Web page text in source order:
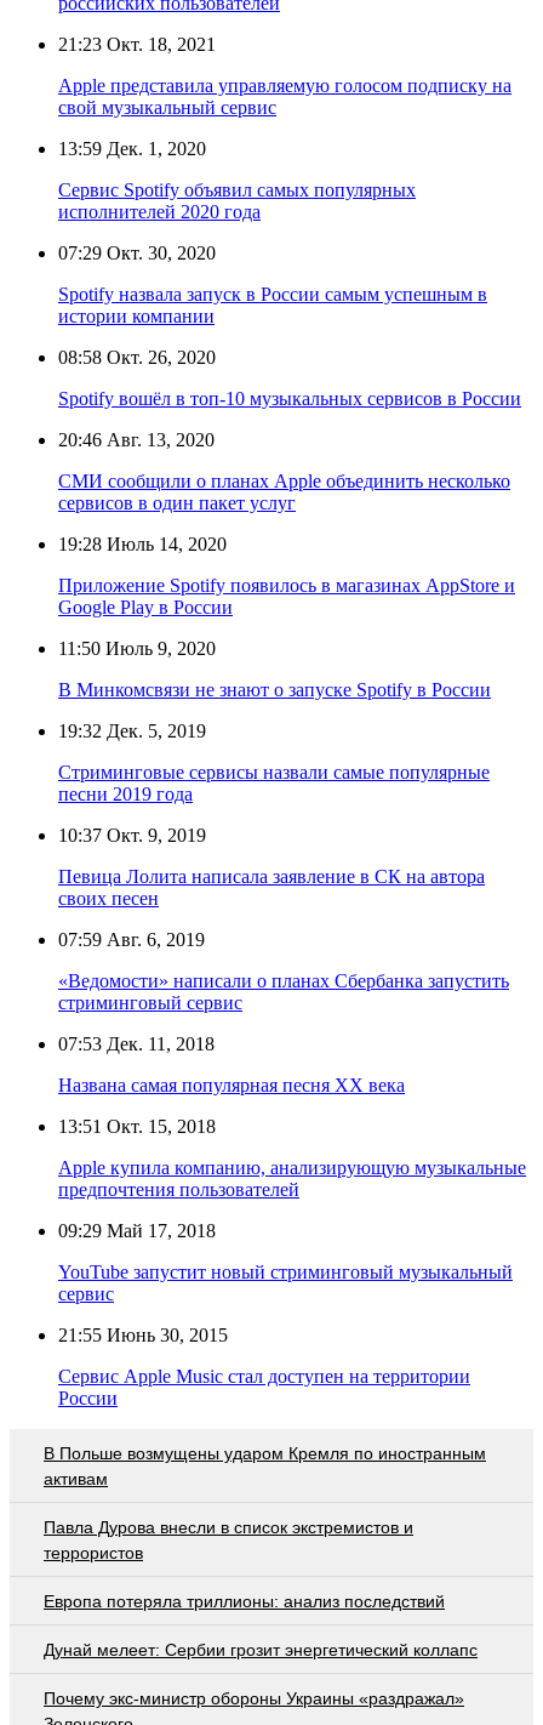
21:23 Окт. 18, 2021
Apple представила управляемую голосом подписку на
свой музыкальный сервис
13:59 Дек. 1, 2020
Сервис Spotify объявил самых популярных
исполнителей 2020 года
07:29 Окт. 30, 2020
Spotify назвала запуск в России самым успешным в
истории компании
08:58 Окт. 26, 2020
Spotify вошёл в топ-10 музыкальных сервисов в России
20:46 Авг. 13, 2020
СМИ сообщили о планах Apple объединить несколько
сервисов в один пакет услуг
19:28 Июль 14, 2020
Приложение Spotify появилось в магазинах AppStore и
Google Play в России
11:50 Июль 9, 2020
В Минкомсвязи не знают о запуске Spotify в России
19:32 Дек. 5, 2019
Стриминговые сервисы назвали самые популярные
песни 2019 года
10:37 Окт. 9, 2019
Певица Лолита написала заявление в СК на автора
своих песен
07:59 Авг. 6, 2019
«Ведомости» написали о планах Сбербанка запустить
стриминговый сервис
07:53 Дек. 11, 2018
Названа самая популярная песня XX века
13:51 Окт. 15, 2018
Apple купила компанию, анализирующую музыкальные
предпочтения пользователей
09:29 Май 17, 2018
YouTube запустит новый стриминговый музыкальный
сервис
21:55 Июнь 30, 2015
Сервис Apple Music стал доступен на территории
России
В Польше возмущены ударом Кремля по иностранным
активам
Павла Дурова внесли в список экстремистов и
террористов
Европа потеряла триллионы: анализ последствий
Дунай мелеет: Сербии грозит энергетический коллапс
Почему экс-министр обороны Украины «раздражал»